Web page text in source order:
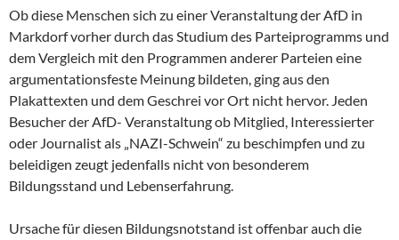
Ob diese Menschen sich zu einer Veranstaltung der AfD in
Markdorf vorher durch das Studium des Parteiprogramms und
dem Vergleich mit den Programmen anderer Parteien eine
argumentationsfeste Meinung bildeten, ging aus den
Plakattexten und dem Geschrei vor Ort nicht hervor. Jeden
Besucher der AfD- Veranstaltung ob Mitglied, Interessierter
oder Journalist als „NAZI-Schwein“ zu beschimpfen und zu
beleidigen zeugt jedenfalls nicht von besonderem
Bildungsstand und Lebenserfahrung.
Ursache für diesen Bildungsnotstand ist offenbar auch die